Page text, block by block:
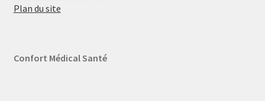
Plan du site
Confort Médical Santé